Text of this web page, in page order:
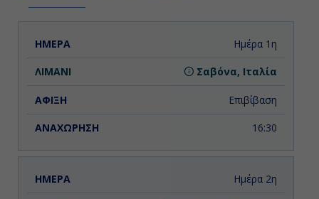
ΗΜΕΡΑ ΑΝΑΧΩΡΗΣΗ
Ημέρα 1η
Σαβόνα, Ιταλία
Επιβίβαση
16:30
Ημέρα 2η